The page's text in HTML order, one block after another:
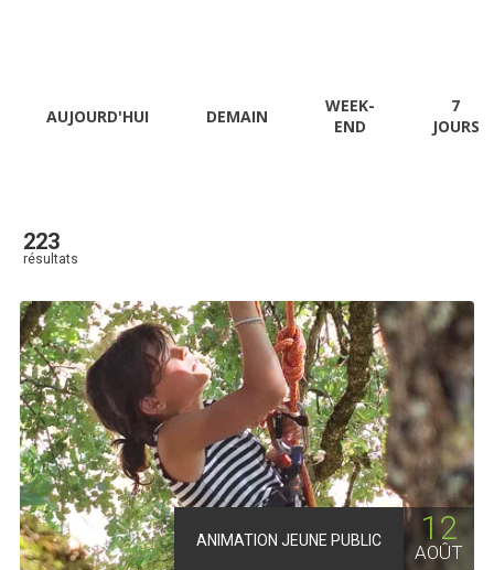
AUJOURD'HUI DEMAIN
WEEK-
END
7
JOURS
223
résultats
ANIMATION JEUNE PUBLIC 12
AOÛT